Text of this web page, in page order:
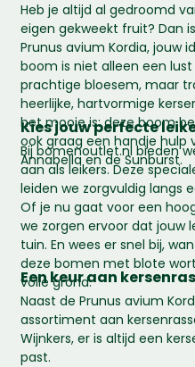
Heb je altijd al gedroomd
eigen gekweekt fruit? Dan
Prunus avium Kordia, jouw
boom is niet alleen een
prachtige bloesem, maar
heerlijke, hartvormige
het mooie is: deze boom
ook graag een handje hulp
Annabella en de Sunburst.
Kies jouw perfecte
Bij bomenoutlet.nl bieden
aan als leikers. Deze
leiden we zorgvuldig langs
Of je nu gaat voor een
we zorgen ervoor dat jouw
tuin. En wees er snel bij,
deze bomen met blote
volle grond.
Een keur aan
Naast de Prunus avium
assortiment aan
Wijnkers, er is altijd een
past.